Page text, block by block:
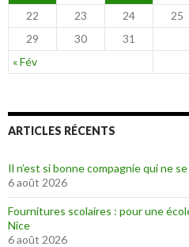
« Fév
22
23 24 25
29
30 31
ARTICLES RÉCENTS
Il n’est si bonne compagnie qui ne
6 août 2026
Fournitures scolaires : pour une
Nice
6 août 2026